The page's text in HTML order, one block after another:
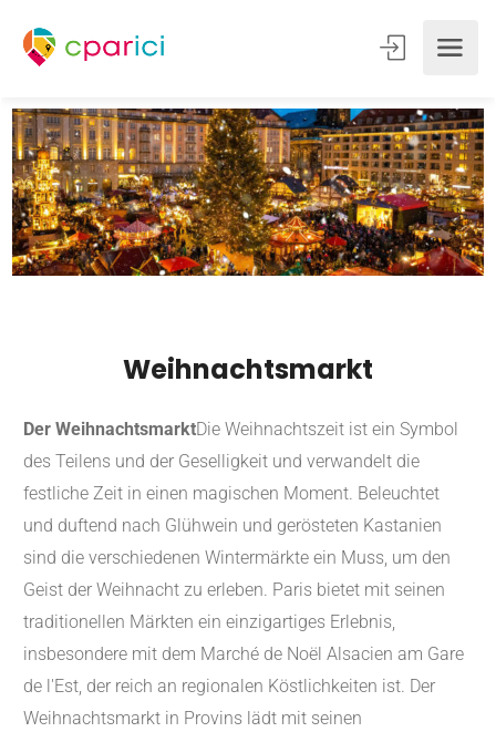
Weihnachtsmarkt
Der WeihnachtsmarktDie Weihnachtszeit ist ein Symbol
des Teilens und der Geselligkeit und verwandelt die
festliche Zeit in einen magischen Moment. Beleuchtet
und duftend nach Glühwein und gerösteten Kastanien
sind die verschiedenen Wintermärkte ein Muss, um den
Geist der Weihnacht zu erleben. Paris bietet mit seinen
traditionellen Märkten ein einzigartiges Erlebnis,
insbesondere mit dem Marché de Noël Alsacien am Gare
de l'Est, der reich an regionalen Köstlichkeiten ist. Der
Weihnachtsmarkt in Provins lädt mit seinen